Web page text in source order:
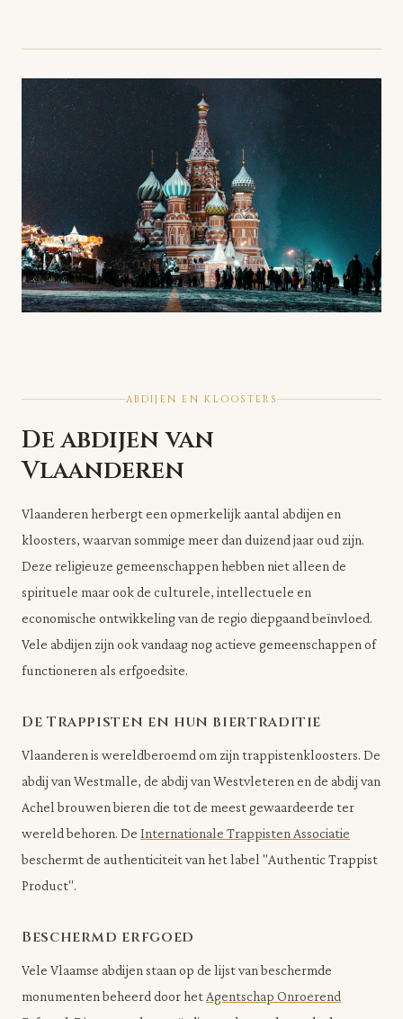
ABDIJEN EN KLOOSTERS
De abdijen van
Vlaanderen
Vlaanderen herbergt een opmerkelijk aantal abdijen en
kloosters, waarvan sommige meer dan duizend jaar oud zijn.
Deze religieuze gemeenschappen hebben niet alleen de
spirituele maar ook de culturele, intellectuele en
economische ontwikkeling van de regio diepgaand beïnvloed.
Vele abdijen zijn ook vandaag nog actieve gemeenschappen of
functioneren als erfgoedsite.
De Trappisten en hun biertraditie
Vlaanderen is wereldberoemd om zijn trappistenkloosters. De
abdij van Westmalle, de abdij van Westvleteren en de abdij van
Achel brouwen bieren die tot de meest gewaardeerde ter
wereld behoren. De Internationale Trappisten Associatie
beschermt de authenticiteit van het label "Authentic Trappist
Product".
Beschermd erfgoed
Vele Vlaamse abdijen staan op de lijst van beschermde
monumenten beheerd door het Agentschap Onroerend